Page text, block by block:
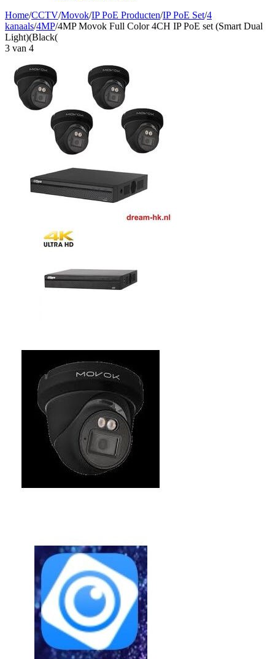
Home/CCTV/Movok/IP PoE Producten/IP PoE Set/4
kanaals/4MP/4MP Movok Full Color 4CH IP PoE set (Smart Dual
Light)(Black(
3 van 4